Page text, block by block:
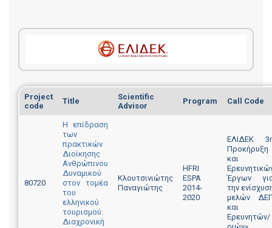
Project
code
Title
Scientific
Advisor
Program Call Code
80720
Η επίδραση
των
πρακτικών
Διοίκησης
Ανθρώπινου
Δυναμικού
στον τομέα
του
ελληνικού
τουρισμού:
Διαχρονική
Κλουτσινιώτης
Παναγιώτης
HFRI
ESPA
2014-
2020
ΕΛΙΔΕΚ
Προκήρυξη
και
Έργων
την
μελών
και
Ερευνητών/